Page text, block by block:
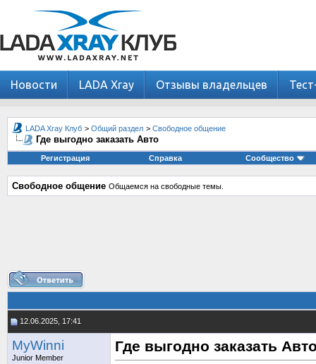
Новости LADA Xray Отзывы владельцев
LADA Xray Клуб > Общий раздел > Свободное общение
Где выгодно заказать Авто
Регистрация Справка Сообщество
Свободное общение Общаемся на свободные темы.
12.06.2025, 17:41
MyWinni
Junior Member
Где выгодно заказать